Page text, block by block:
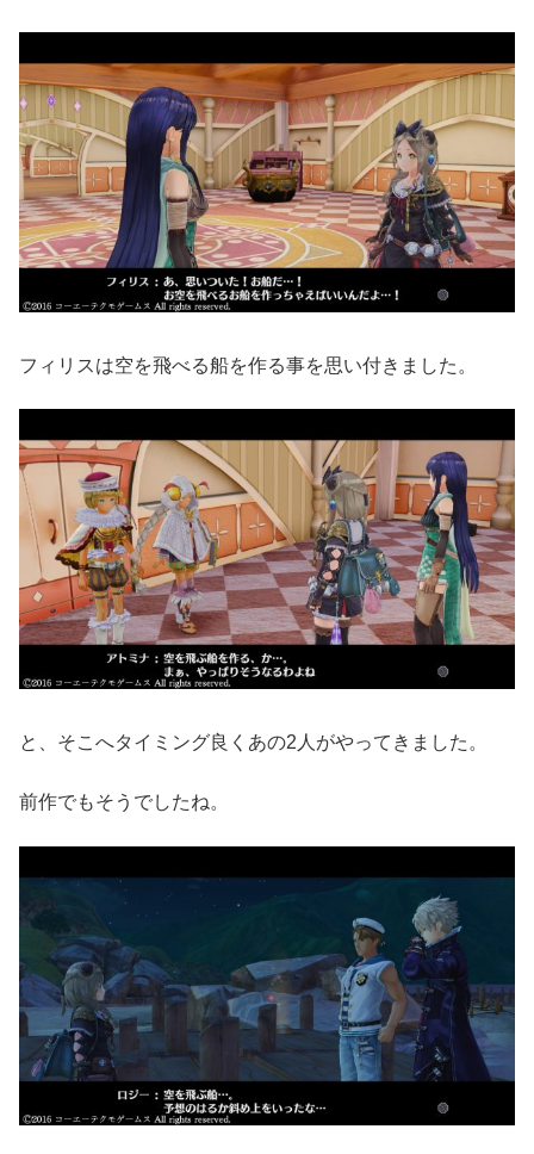
フィリスは空を飛べる船を作る事を思い付きました。
と、そこへタイミング良くあの2人がやってきました。
前作でもそうでしたね。